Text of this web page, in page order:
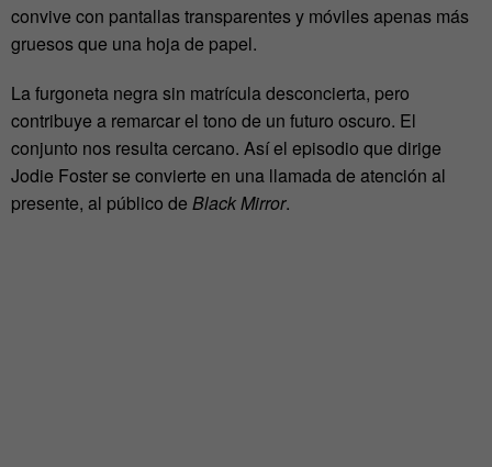
convive con pantallas transparentes y móviles apenas más
gruesos que una hoja de papel.
La furgoneta negra sin matrícula desconcierta, pero
contribuye a remarcar el tono de un futuro oscuro. El
conjunto nos resulta cercano. Así el episodio que dirige
Jodie Foster se convierte en una llamada de atención al
presente, al público de Black Mirror.